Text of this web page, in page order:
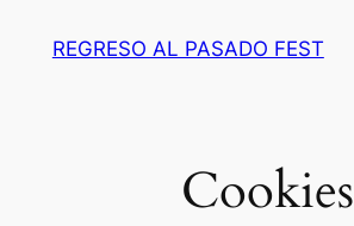
REGRESO AL PASADO FEST
Cookies